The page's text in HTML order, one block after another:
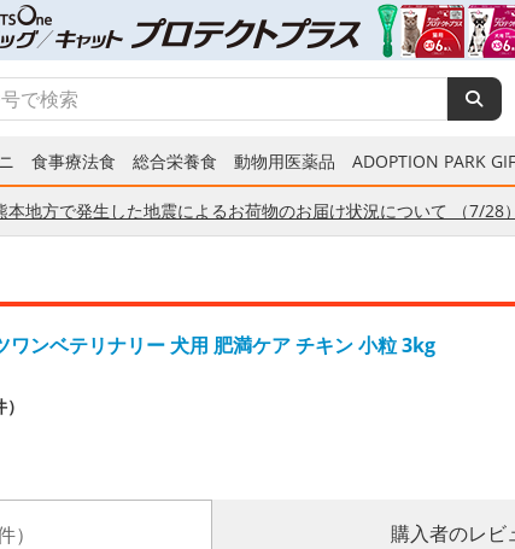
食事療法食 総合栄養食 動物用医薬品 ADOPTION PARK
本地方で発生した地震によるお荷物のお届け状況について （7/28）
ワンベテリナリー 犬用 肥満ケア チキン 小粒 3kg
） 購入者のレビ